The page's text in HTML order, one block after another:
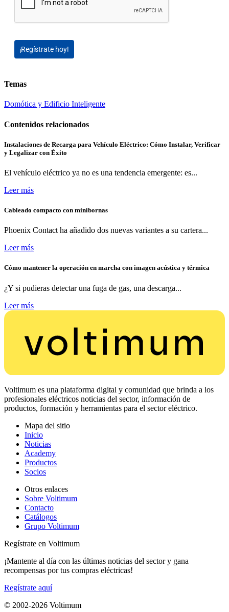
¡Regístrate hoy!
Temas
Domótica y Edificio Inteligente
Contenidos relacionados
Instalaciones de Recarga para Vehículo Eléctrico: Cómo Instalar, Verificar
y Legalizar con Éxito
El vehículo eléctrico ya no es una tendencia emergente: es...
Leer más
Cableado compacto con minibornas
Phoenix Contact ha añadido dos nuevas variantes a su cartera...
Leer más
Cómo mantener la operación en marcha con imagen acústica y térmica
¿Y si pudieras detectar una fuga de gas, una descarga...
Leer más
Voltimum es una plataforma digital y comunidad que brinda a los
profesionales eléctricos noticias del sector, información de
productos, formación y herramientas para el sector eléctrico.
Mapa del sitio
Inicio
Noticias
Academy
Productos
Socios
Otros enlaces
Sobre Voltimum
Contacto
Catálogos
Grupo Voltimum
Regístrate en Voltimum
¡Mantente al día con las últimas noticias del sector y gana
recompensas por tus compras eléctricas!
Regístrate aquí
© 2002-2026 Voltimum